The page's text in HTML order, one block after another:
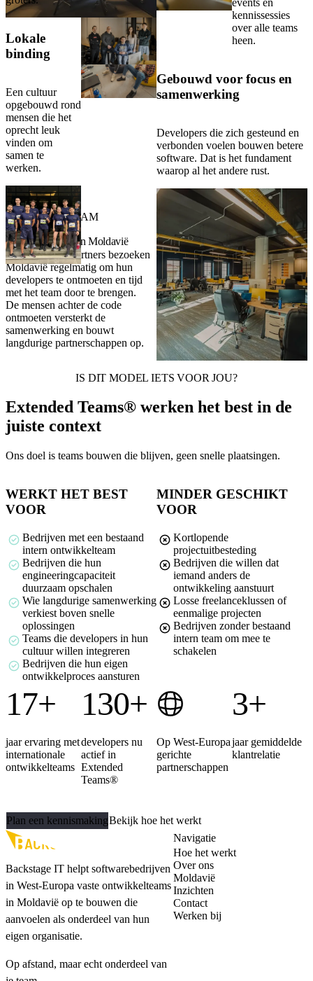
Lokale
binding
Een cultuur
opgebouwd rond
mensen die het
oprecht leuk
vinden om
samen te
werken.
events en
kennissessies
over alle teams
heen.
Gebouwd voor focus en
samenwerking
Developers die zich gesteund en
verbonden voelen bouwen betere
software. Dat is het fundament
waarop al het andere rust.
BEZOEK JE TEAM
Ontmoet je team in Moldavië
Veel van onze partners bezoeken
Moldavië regelmatig om hun
developers te ontmoeten en tijd
met het team door te brengen.
De mensen achter de code
ontmoeten versterkt de
samenwerking en bouwt
langdurige partnerschappen op.
IS DIT MODEL IETS VOOR JOU?
Extended Teams® werken het best in de
juiste context
Ons doel is teams bouwen die blijven, geen snelle plaatsingen.
WERKT HET BEST
VOOR
Bedrijven met een bestaand
intern ontwikkelteam
Bedrijven die hun
engineeringcapaciteit
duurzaam opschalen
Wie langdurige samenwerking
verkiest boven snelle
oplossingen
Teams die developers in hun
cultuur willen integreren
Bedrijven die hun eigen
ontwikkelproces aansturen
MINDER GESCHIKT
VOOR
Kortlopende
projectuitbesteding
Bedrijven die willen dat
iemand anders de
ontwikkeling aanstuurt
Losse freelanceklussen of
eenmalige projecten
Bedrijven zonder bestaand
intern team om mee te
schakelen
17+
jaar ervaring met
internationale
ontwikkelteams
130+
developers nu
actief in
Extended
Teams®
Op West-Europa
gerichte
partnerschappen
3+
jaar gemiddelde
klantrelatie
Plan een kennismakingBekijk hoe het werkt
Backstage IT helpt softwarebedrijven
in West-Europa vaste ontwikkelteams
in Moldavië op te bouwen die
aanvoelen als onderdeel van hun
eigen organisatie.
Op afstand, maar echt onderdeel van
Navigatie
Hoe het werkt
Over ons
Moldavië
Inzichten
Contact
Werken bij